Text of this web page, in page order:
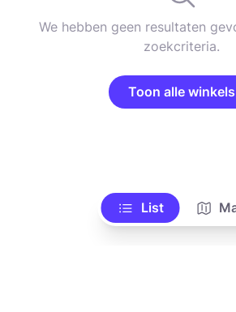
We hebben geen resultaten
zoekcriteria.
Toon alle winkels
List